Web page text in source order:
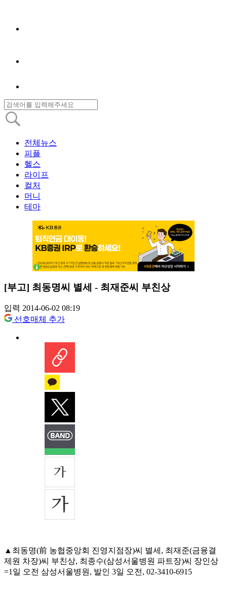
전체뉴스
피플
헬스
라이프
컬처
머니
테마
[부고] 최동명씨 별세 - 최재준씨 부친상
입력 2014-06-02 08:19
선호매체 추가
▲최동명(前 농협중앙회 진영지점장)씨 별세, 최재준(금융결
제원 차장)씨 부친상, 최종수(삼성서울병원 파트장)씨 장인상
=1일 오전 삼성서울병원, 발인 3일 오전, 02-3410-6915